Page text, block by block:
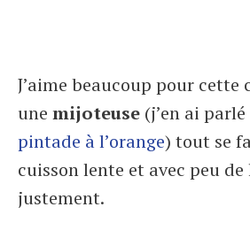
J’aime beaucoup pour
une mijoteuse (j’en ai
pintade à l’orange) tout se
cuisson lente et avec peu
justement.